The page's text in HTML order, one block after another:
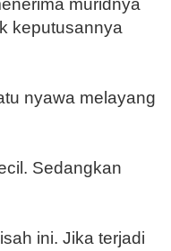
muridnya
keputusannya
nya­wa melayang
Se­dangkan
ini. Jika terjadi